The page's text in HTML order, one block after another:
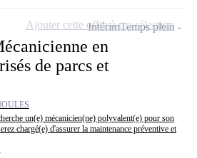
en
de parcs et
un(e) mécanicien(ne) polyvalent(e) pour son
chargé(e) d'assurer la maintenance préventive et
IntérimTemps plein
Ajouter cette offre à ma sélection